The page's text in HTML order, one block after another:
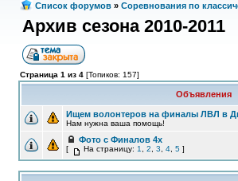
Список форумов » Соревнования по
Архив сезона 2010-2011
Страница 1 из 4 [Топиков: 157]
Объявления
Ищем волонтеров на финалы ЛВЛ в
Нам нужна ваша помощь!
Фото с Финалов 4х
[ На страницу: 1 2 3 4 5 ]